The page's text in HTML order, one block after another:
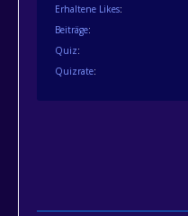
Erhaltene Likes
Beiträge
Quiz
Quizrate